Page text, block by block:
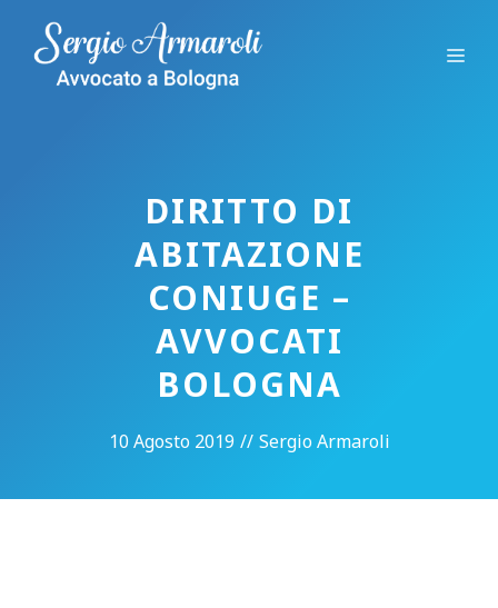
contenuto
DIRITTO DI
ABITAZIONE
CONIUGE –
AVVOCATI
BOLOGNA
10 Agosto 2019 // Sergio Armaroli